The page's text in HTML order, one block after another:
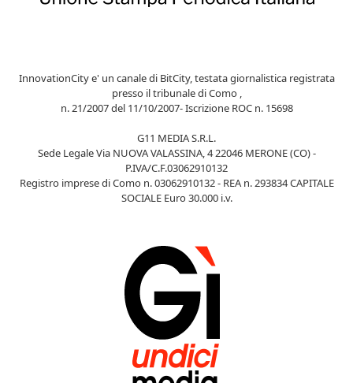
InnovationCity e' un canale di BitCity, testata giornalistica registrata
presso il tribunale di Como ,
n. 21/2007 del 11/10/2007- Iscrizione ROC n. 15698
G11 MEDIA S.R.L.
Sede Legale Via NUOVA VALASSINA, 4 22046 MERONE (CO) -
P.IVA/C.F.03062910132
Registro imprese di Como n. 03062910132 - REA n. 293834 CAPITALE
SOCIALE Euro 30.000 i.v.